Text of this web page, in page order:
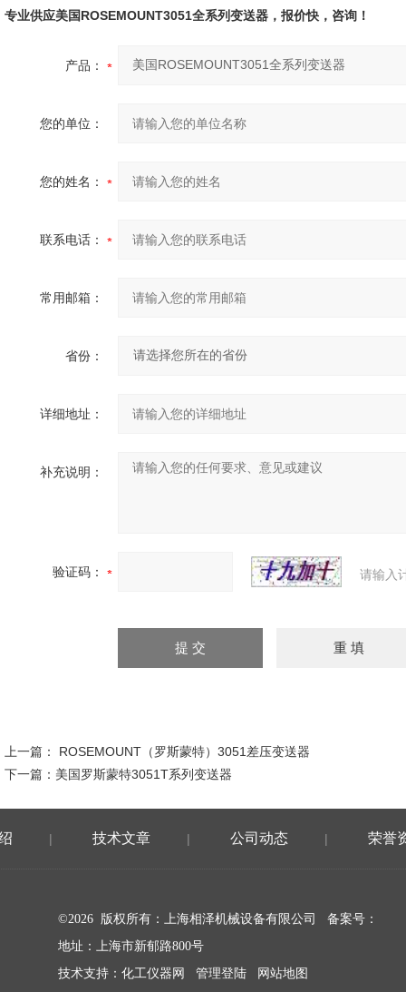
专业供应美国ROSEMOUNT3051全系列变送器，报价快，咨询！
产品：
您的单位：
您的姓名：
联系电话：
常用邮箱：
省份：
详细地址：
补充说明：
验证码： 请输入
上一篇： ROSEMOUNT（罗斯蒙特）3051差压变送器
下一篇： 美国罗斯蒙特3051T系列变送器
| 技术文章 | 公司动态 | 荣誉
©2026 版权所有：上海相泽机械设备有限公司 备案号：
地址：上海市新郁路800号
技术支持： 化工仪器网 管理登陆 网站地图